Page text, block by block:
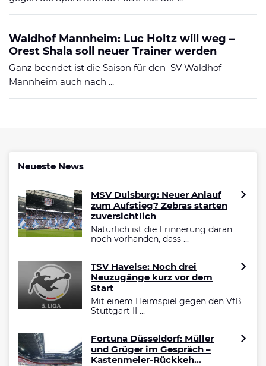
Waldhof Mannheim: Luc Holtz will weg –
Orest Shala soll neuer Trainer werden
Ganz beendet ist die Saison für den SV Waldhof
Mannheim auch nach ...
Neueste News
MSV Duisburg: Neuer Anlauf
zum Aufstieg? Zebras starten
zuversichtlich
Natürlich ist die Erinnerung daran
noch vorhanden, dass ...
TSV Havelse: Noch drei
Neuzugänge kurz vor dem
Start
Mit einem Heimspiel gegen den VfB
Stuttgart II ...
Fortuna Düsseldorf: Müller
und Grüger im Gespräch –
Kastenmeier-Rückkeh...